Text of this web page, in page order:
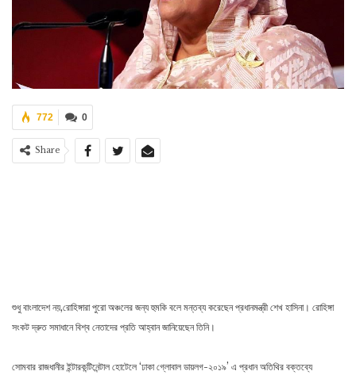
0
772
Share
শুধু বাংলাদেশ নয়,রোহিঙ্গারা পুরো অঞ্চলের জন্য হুমকি বলে মন্তব্য করেছেন প্রধানমন্ত্রী শেখ হাসিনা। রোহিঙ্গা
সংকট দ্রুত সমাধানে বিশ্ব নেতাদের প্রতি আহ্বান জানিয়েছেন তিনি।
সোমবার রাজধানীর ইন্টারকন্টিনেন্টাল হোটেলে ‘ঢাকা গ্লোবাল ডায়লগ-২০১৯’ এ প্রধান অতিথির বক্তব্যে